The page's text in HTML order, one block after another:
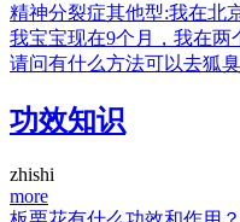
精神分裂症其他型:我在北
我宝宝现在9个月，我在两
请问有什么方法可以去狐
功效知识
zhishi
more